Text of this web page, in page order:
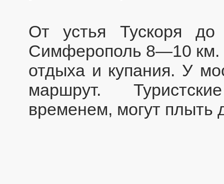
От устья Тускоря
Симферополь 8—10 км.
отдыха и купания. У
маршрут.
временем, могут плыть